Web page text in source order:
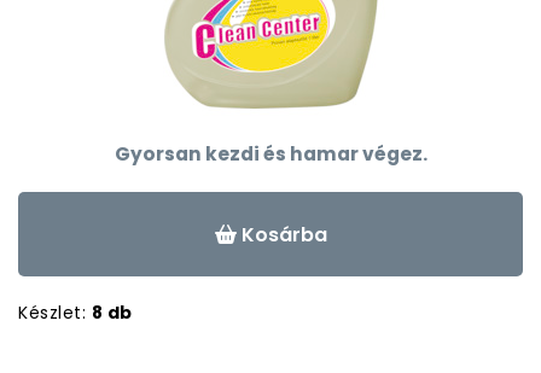
Gyorsan kezdi és hamar végez.
Kosárba
Készlet: 8 db